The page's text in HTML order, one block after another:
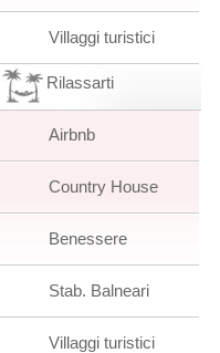
Villaggi turistici
Rilassarti
Airbnb
Country House
Benessere
Stab. Balneari
Villaggi turistici